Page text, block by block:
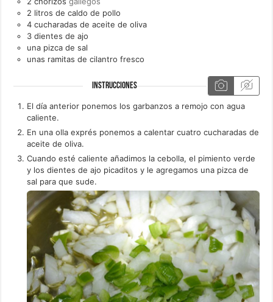
2 litros de caldo de pollo
4 cucharadas de aceite de oliva
3 dientes de ajo
una pizca de sal
unas ramitas de cilantro fresco
INSTRUCCIONES
El día anterior ponemos los garbanzos a remojo con agua
caliente.
En una olla exprés ponemos a calentar cuatro cucharadas de
aceite de oliva.
Cuando esté caliente añadimos la cebolla, el pimiento verde
y los dientes de ajo picaditos y le agregamos una pizca de
sal para que sude.